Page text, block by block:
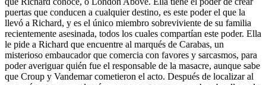
puertas que conducen a cualquier destino, es este poder el que la
llevó a Richard, y es el único miembro sobreviviente de su familia
recientemente asesinada, todos los cuales compartían este poder. Ella
le pide a Richard que encuentre al marqués de Carabas, un
misterioso embaucador que comercia con favores y sarcasmos, para
poder averiguar quién fue el responsable de la masacre, aunque sabe
que Croup y Vandemar cometieron el acto. Después de localizar al